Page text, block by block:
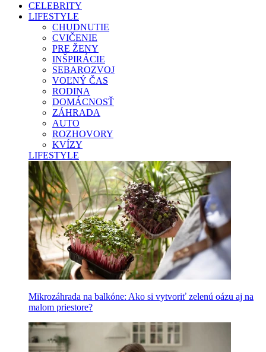
CELEBRITY
LIFESTYLE
CHUDNUTIE
CVIČENIE
PRE ŽENY
INŠPIRÁCIE
SEBAROZVOJ
VOĽNÝ ČAS
RODINA
DOMÁCNOSŤ
ZÁHRADA
AUTO
ROZHOVORY
KVÍZY
LIFESTYLE
Mikrozáhrada na balkóne: Ako si vytvoriť zelenú oázu aj na
malom priestore?